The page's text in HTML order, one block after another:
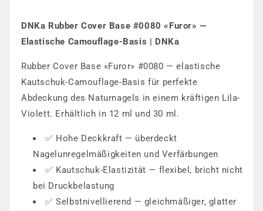
DNKa Rubber Cover Base #0080 «Furor» —
Elastische Camouflage-Basis | DNKa
Rubber Cover Base «Furor» #0080 — elastische
Kautschuk-Camouflage-Basis für perfekte
Abdeckung des Naturnagels in einem kräftigen Lila-
Violett. Erhältlich in 12 ml und 30 ml.
✅ Hohe Deckkraft — überdeckt
Nagelunregelmäßigkeiten und Verfärbungen
✅ Kautschuk-Elastizität — flexibel, bricht nicht
bei Druckbelastung
✅ Selbstnivellierend — gleichmäßiger, glatter